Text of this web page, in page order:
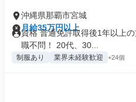
沖縄県那覇市宮城
月給35万円以上
資格 普通免許取得後1年以上
職不問！ 20代、30...
制服あり 業界未経験歓迎 +24個